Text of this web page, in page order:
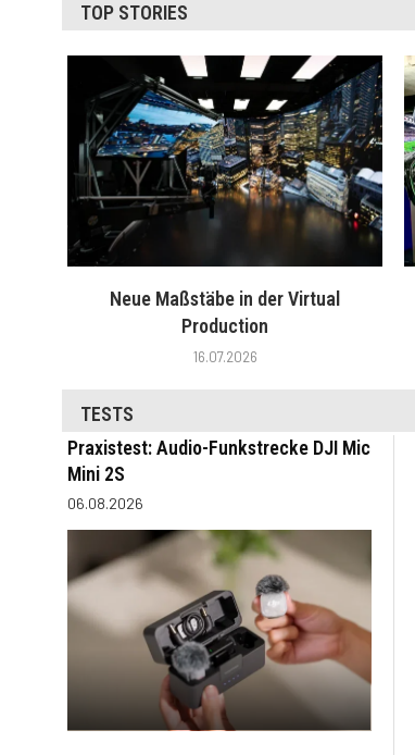
TOP STORIES
Neue Maßstäbe in der Virtual
Production
16.07.2026
TESTS
Praxistest: Audio-Funkstrecke DJI Mic
Mini 2S
06.08.2026